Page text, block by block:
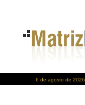
6 de agosto de 2026